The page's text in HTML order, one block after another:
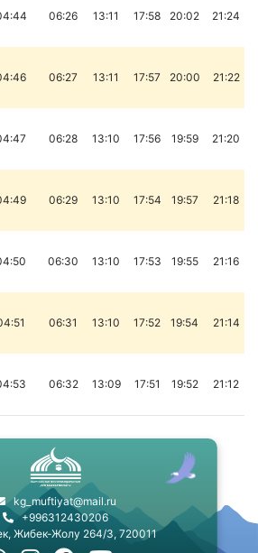
06:26 13:11 17:58 20:02 21:24
06:27 13:11 17:57 20:00 21:22
06:28 13:10 17:56 19:59 21:20
06:29 13:10 17:54 19:57 21:18
06:30 13:10 17:53 19:55 21:16
06:31 13:10 17:52 19:54 21:14
06:32 13:09 17:51 19:52 21:12
kg_muftiyat@mail.ru
+996312430206
Жибек-Жолу 264/3, 720011